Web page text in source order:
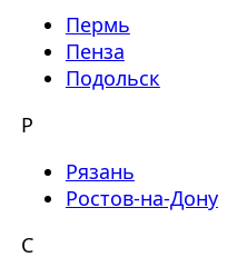
Пермь
Пенза
Подольск
Р
Рязань
Ростов-на-Дону
С